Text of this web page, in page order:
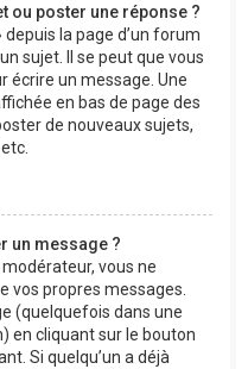
ou poster une réponse ?
la page d’un forum
sujet. Il se peut que vous
écrire un message. Une
en bas de page des
de nouveaux sujets,
un message ?
vous ne
vos propres messages.
(quelquefois dans une
en cliquant sur le bouton
Si quelqu’un a déjà